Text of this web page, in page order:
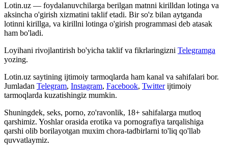
Lotin.uz — foydalanuvchilarga berilgan matnni kirilldan lotinga va
aksincha o'girish xizmatini taklif etadi. Bir so'z bilan aytganda
lotinni kirillga, va kirillni lotinga o'girish programmasi deb atasak
ham bo'ladi.
Loyihani rivojlantirish bo'yicha taklif va fikrlaringizni Telegramga
yozing.
Lotin.uz saytining ijtimoiy tarmoqlarda ham kanal va sahifalari bor.
Jumladan Telegram, Instagram, Facebook, Twitter ijtimoiy
tarmoqlarda kuzatishingiz mumkin.
Shuningdek, seks, porno, zo'ravonlik, 18+ sahifalarga mutloq
qarshimiz. Yoshlar orasida erotika va pornografiya tarqalishiga
qarshi olib borilayotgan muxim chora-tadbirlarni to'liq qo'llab
quvvatlaymiz.